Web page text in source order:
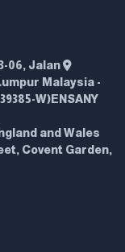
06, Jalan
Malaysia -
W)ENSANY
and Wales
Covent Garden,